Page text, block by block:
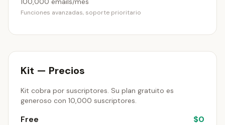
Funciones avanzadas, soporte prioritario
Kit — Precios
Kit cobra por suscriptores. Su plan gratuito es
generoso con 10,000 suscriptores.
Free $0